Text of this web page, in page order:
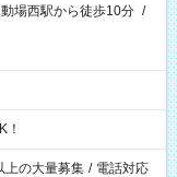
場西駅から徒歩10分 /
上の大量募集 / 電話対応